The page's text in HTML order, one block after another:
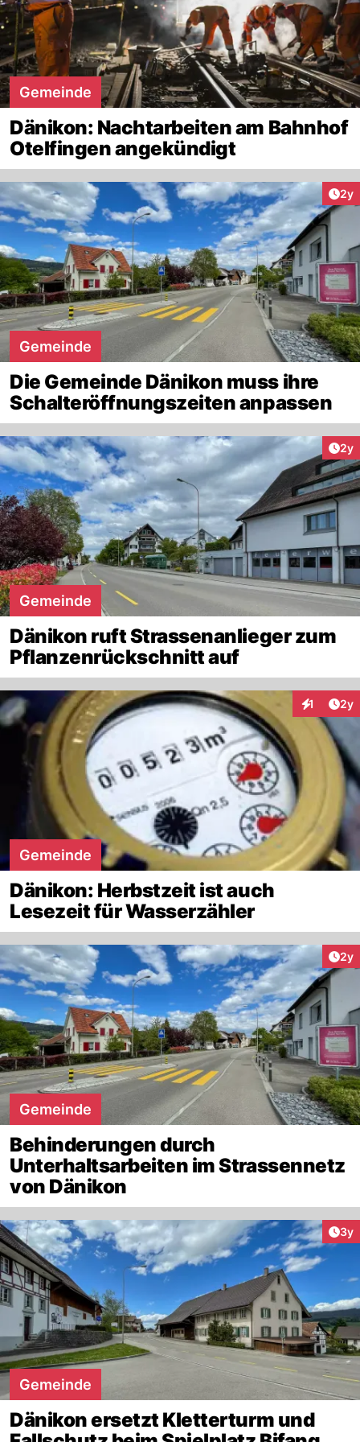
Gemeinde
Dänikon: Nachtarbeiten am Bahnhof
Otelfingen angekündigt
2y
Gemeinde
Die Gemeinde Dänikon muss ihre
Schalteröffnungszeiten anpassen
2y
Gemeinde
Dänikon ruft Strassenanlieger zum
Pflanzenrückschnitt auf
1 2y
Gemeinde
Dänikon: Herbstzeit ist auch
Lesezeit für Wasserzähler
2y
Gemeinde
Behinderungen durch
Unterhaltsarbeiten im Strassennetz
von Dänikon
3y
Gemeinde
Dänikon ersetzt Kletterturm und